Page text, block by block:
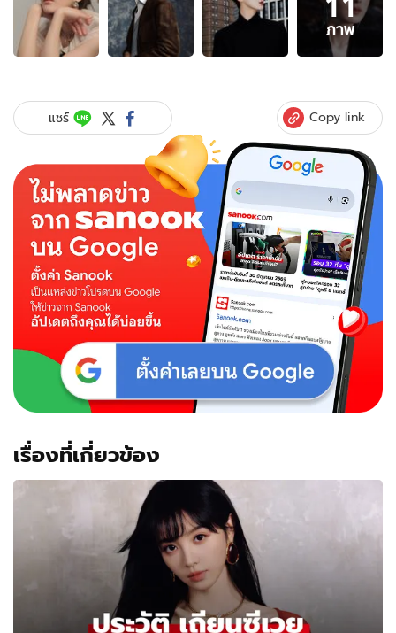
11
ภาพ
ของ
10
อันดับ
จีน
ความ
นิยม
ระดับ
โลก
"จ้าว
ซือ"
อันดับ
ภาพ
แชร์ Copy link
เรื่องที่เกี่ยวข้อง